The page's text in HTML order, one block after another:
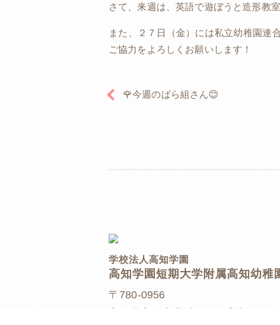
さて、来週は、英語で遊ぼうと造形教室
また、２７日（金）には私立幼稚園連
ご協力をよろしくお願いします！
🌹今週のばら組さん😊
学校法人高知学園
高知学園短期大学附属高知幼稚
〒780-0956